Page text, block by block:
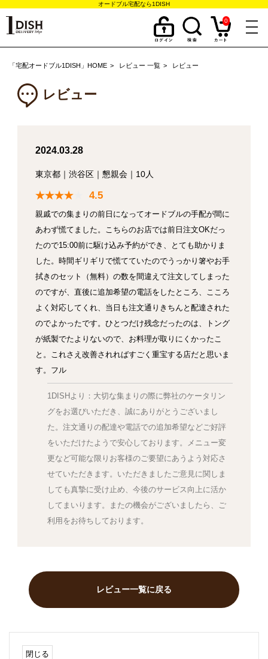
オードブル宅配なら1DISH
0
「宅配オードブル1DISH」HOME レビュー 一覧 レビュー
レビュー
2024.03.28
東京都｜ 渋谷区｜ 懇親会｜ 10人
4.5
親戚での集まりの前日になってオードブルの手配が間に
あわず慌てました。こちらのお店では前日注文OKだっ
たので15:00前に駆け込み予約ができ、とても助かりま
した。時間ギリギリで慌てていたのでうっかり箸やお手
拭きのセット（無料）の数を間違えて注文してしまった
のですが、直後に追加希望の電話をしたところ、こころ
よく対応してくれ、当日も注文通りきちんと配達された
のでよかったです。ひとつだけ残念だったのは、トング
が紙製でたよりないので、お料理が取りにくかったこ
と。これさえ改善されればすごく重宝する店だと思いま
す。フル
1DISHより：大切な集まりの際に弊社のケータリン
グをお選びいただき、誠にありがとうございまし
た。注文通りの配達や電話での追加希望などご好評
をいただけたようで安心しております。メニュー変
更など可能な限りお客様のご要望にあうよう対応さ
せていただきます。いただきましたご意見に関しま
しても真摯に受け止め、今後のサービス向上に活か
してまいります。またの機会がございましたら、ご
利用をお待ちしております。
レビュー一覧に戻る
閉じる